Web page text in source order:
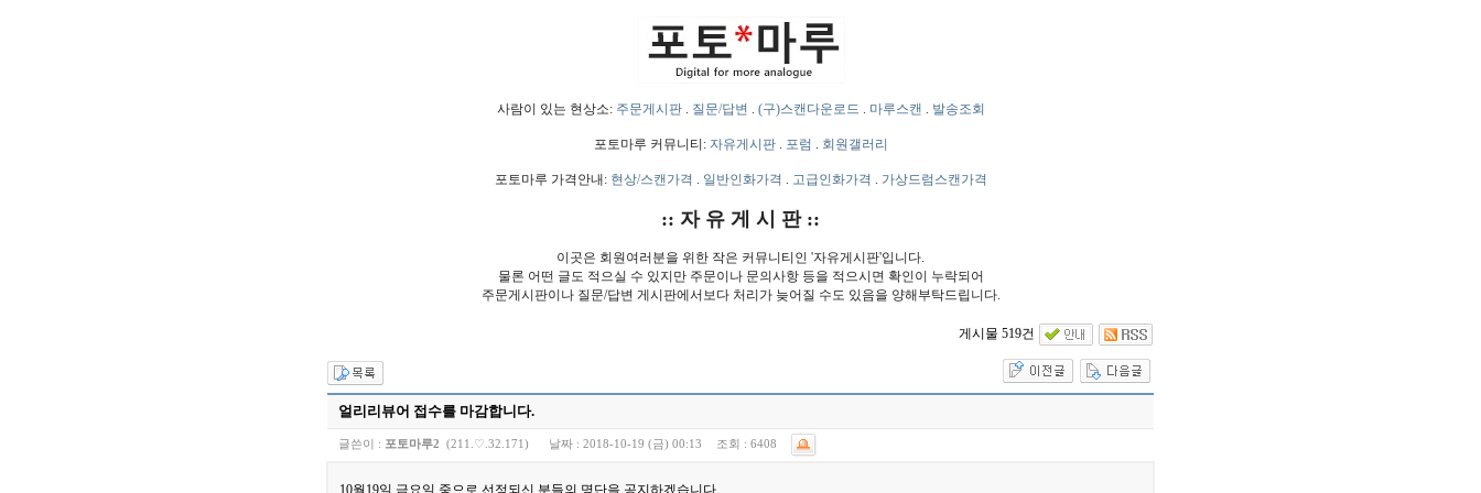
사람이 있는 현상소: 주문게시판. 질문/답변 . (구)스캔다운로드 . 마루스캔 . 발송조회
포토마루 커뮤니티: 자유게시판. 포럼 . 회원갤러리
포토마루 가격안내: 현상/스캔가격 . 일반인화가격 . 고급인화가격 . 가상드럼스캔가격
:: 자 유 게 시 판 ::
이곳은 회원여러분을 위한 작은 커뮤니티인 '자유게시판'입니다.
물론 어떤 글도 적으실 수 있지만 주문이나 문의사항 등을 적으시면 확인이 누락되어
주문게시판이나 질문/답변 게시판에서보다 처리가 늦어질 수도 있음을 양해부탁드립니다.
게시물 519건
얼리리뷰어 접수를 마감합니다.
글쓴이 : 포토마루2 (211.♡.32.171) 날짜 : 2018-10-19 (금) 00:13 조회 : 6408
10월19일 금요일 중으로 선정되신 분들의 명단을 공지하겠습니다.